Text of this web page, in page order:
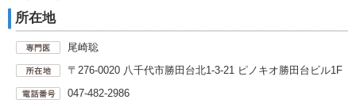
所在地
尾崎聡
〒276-0020 八千代市勝田台北1-3-21 ピノキオ勝田台ビル1F
047-482-2986